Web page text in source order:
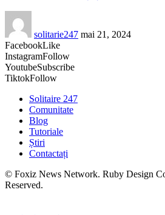
solitarie247 mai 21, 2024
FacebookLike
InstagramFollow
YoutubeSubscribe
TiktokFollow
Solitaire 247
Comunitate
Blog
Tutoriale
Știri
Contactați
© Foxiz News Network. Ruby Design
Reserved.